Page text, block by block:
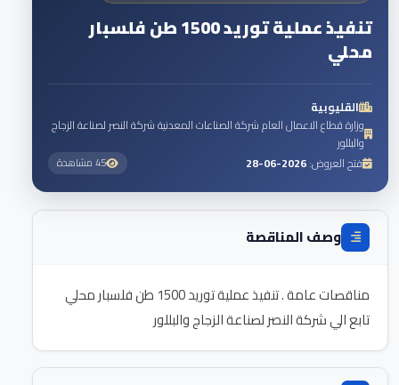
تنفيذ عملية توريد 1500 طن فلسبار
محلي
القليوبية
وزارة قطاع الاعمال العام شركة الصناعات المعدنية شركة النصر لصناعة الزجاج
والبللور
فتح العروض:2026-06-28 45 مشاهدة
وصف المناقصة
مناقصات عامة . تنفيذ عملية توريد 1500 طن فلسبار محلي
تابع الي شركة النصر لصناعة الزجاج والبللور